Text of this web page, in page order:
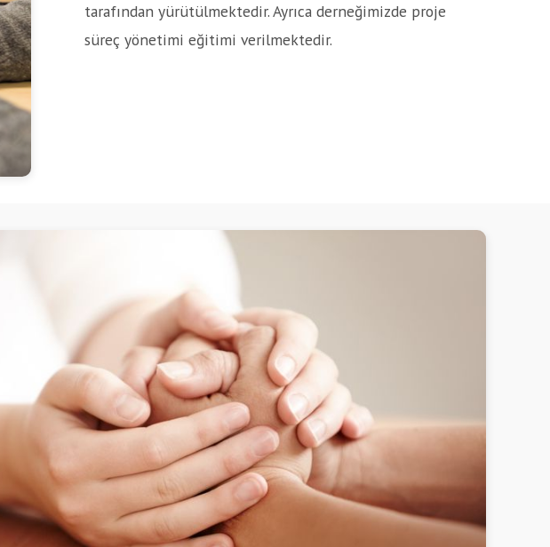
tarafından yürütülmektedir. Ayrıca derneğimizde proje
süreç yönetimi eğitimi verilmektedir.